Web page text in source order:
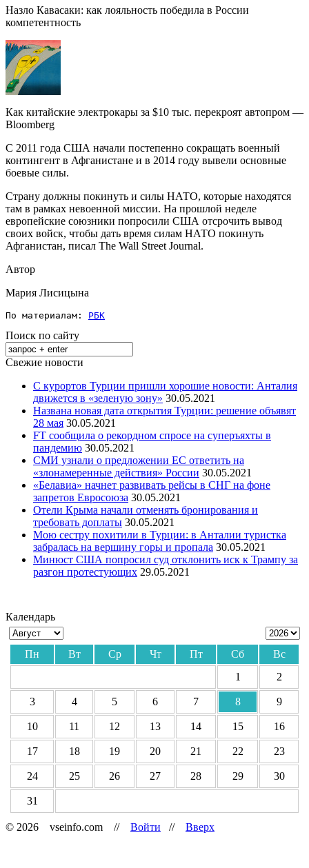
Назло Кавасаки: как лояльность победила в России
компетентность
Как китайские электрокары за $10 тыс. перекроят автопром —
Bloomberg
С 2011 года США начали постепенно сокращать военный
контингент в Афганистане и в 2014 году вывели основные
боевые силы.
Страну должны покинуть и силы НАТО, которые находятся
там в рамках невоенной миссии. На прошлой неделе
европейские союзники попросили США отсрочить вывод
своих войск, чтобы дать время силам НАТО покинуть
Афганистан, писал The Wall Street Journal.
Автор
Мария Лисицына
По материалам: РБК
Поиск по сайту
Свежие новости
С курортов Турции пришли хорошие новости: Анталия
движется в «зеленую зону» 30.05.2021
Названа новая дата открытия Турции: решение объявят
28 мая 30.05.2021
FT сообщила о рекордном спросе на суперъяхты в
пандемию 30.05.2021
СМИ узнали о предложении ЕС ответить на
«злонамеренные действия» России 30.05.2021
«Белавиа» начнет развивать рейсы в СНГ на фоне
запретов Евросоюза 30.05.2021
Отели Крыма начали отменять бронирования и
требовать доплаты 30.05.2021
Мою сестру похитили в Турции: в Анталии туристка
забралась на вершину горы и пропала 30.05.2021
Минюст США попросил суд отклонить иск к Трампу за
разгон протестующих 29.05.2021
Календарь
Пн Вт Ср Чт Пт Сб
Вс
1
2
3 4 5 6 7 8 9
10 11 12 13 14 15 16
17 18 19 20 21 22 23
24 25 26 27 28 29 30
31
© 2026 vseinfo.com // Войти // Вверх